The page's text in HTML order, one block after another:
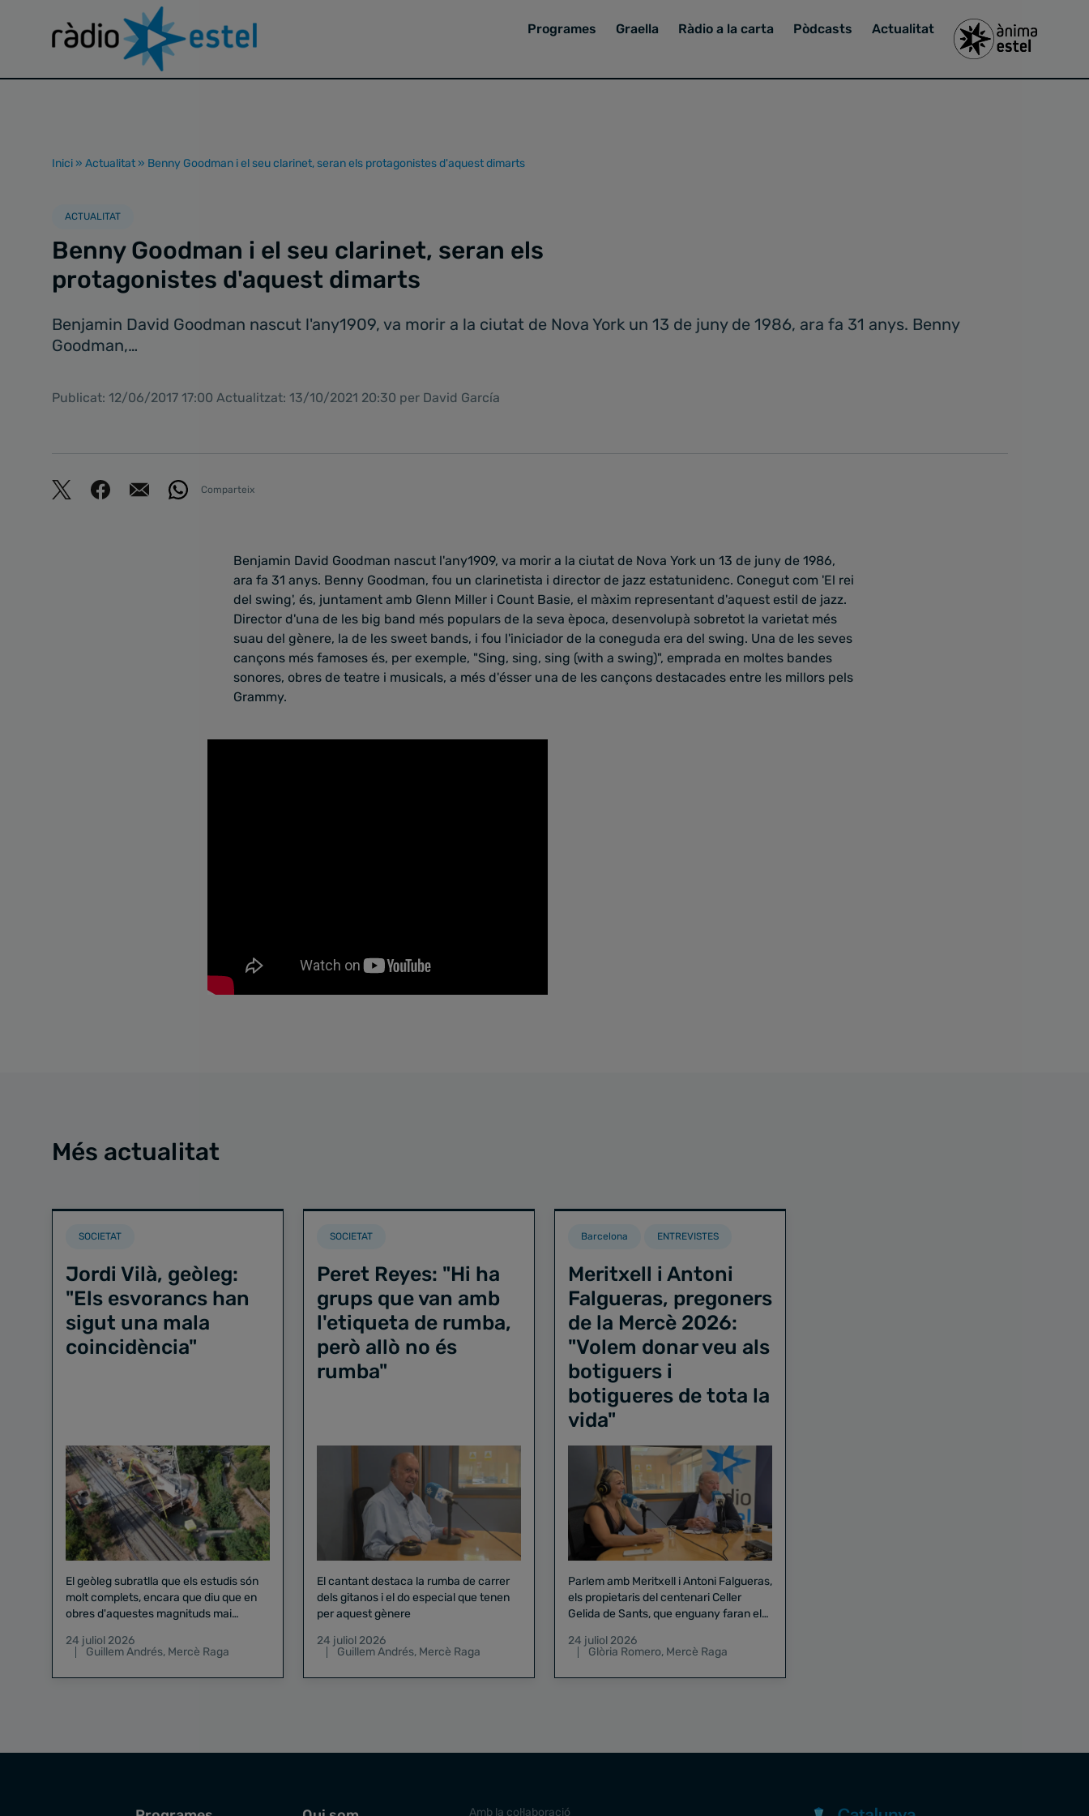
Programes Graella Ràdio a la carta Pòdcasts Actualitat
Inici » Actualitat » Benny Goodman i el seu clarinet, seran els protagonistes d'aquest dimarts
ACTUALITAT
Benny Goodman i el seu clarinet, seran els
protagonistes d'aquest dimarts
Benjamin David Goodman nascut l'any1909, va morir a la ciutat de Nova York un 13 de juny de 1986, ara fa 31 anys. Benny
Goodman,…
Publicat: 12/06/2017 17:00 Actualitzat: 13/10/2021 20:30 per David García
Comparteix
Benjamin David Goodman nascut l'any1909, va morir a la ciutat de Nova York un 13 de juny de 1986,
ara fa 31 anys. Benny Goodman, fou un clarinetista i director de jazz estatunidenc. Conegut com 'El rei
del swing', és, juntament amb Glenn Miller i Count Basie, el màxim representant d'aquest estil de jazz.
Director d'una de les big band més populars de la seva època, desenvolupà sobretot la varietat més
suau del gènere, la de les sweet bands, i fou l'iniciador de la coneguda era del swing. Una de les seves
cançons més famoses és, per exemple, "Sing, sing, sing (with a swing)", emprada en moltes bandes
sonores, obres de teatre i musicals, a més d'ésser una de les cançons destacades entre les millors pels
Grammy.
Més actualitat
SOCIETAT
Jordi Vilà, geòleg:
"Els esvorancs han
sigut una mala
coincidència"
El geòleg subratlla que els estudis són
molt complets, encara que diu que en
obres d'aquestes magnituds mai
24 juliol 2026
Guillem Andrés, Mercè Raga
SOCIETAT
Peret Reyes: "Hi ha
grups que van amb
l'etiqueta de rumba,
però allò no és
rumba"
El cantant destaca la rumba de carrer
dels gitanos i el do especial que tenen
per aquest gènere
24 juliol 2026
Guillem Andrés, Mercè Raga
Barcelona ENTREVISTES
Meritxell i Antoni
Falgueras, pregoners
de la Mercè 2026:
"Volem donar veu als
botiguers i
botigueres de tota la
vida"
Parlem amb Meritxell i Antoni Falgueras,
els propietaris del centenari Celler
Gelida de Sants, que enguany faran el
24 juliol 2026
Glòria Romero, Mercè Raga
Amb la col·laboració